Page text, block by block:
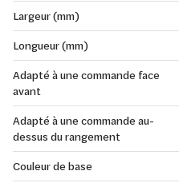
Largeur (mm)
Longueur (mm)
Adapté à une commande face
avant
Adapté à une commande au-
dessus du rangement
Couleur de base